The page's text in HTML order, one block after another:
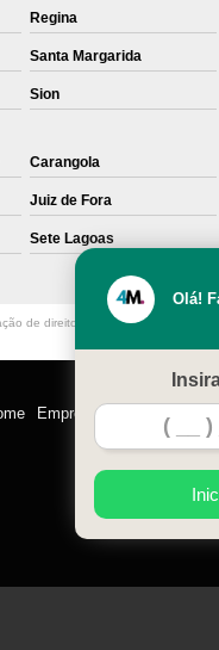
Sublimação em Tecido de
Sublimação Total em
Regina
Santa Margarida
Sion
Carangola
Juiz de Fora
Sete Lagoas
de direito autoral – artigo 184 do
Empresa
Olá!